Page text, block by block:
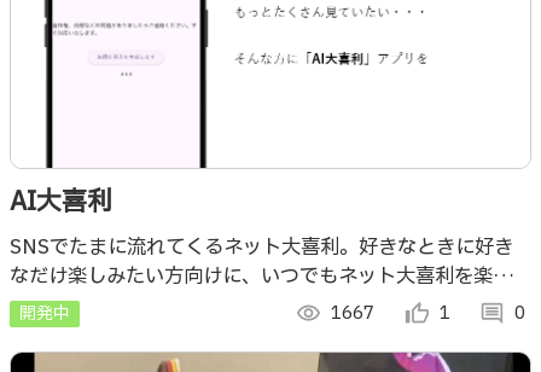
AI大喜利
SNSでたまに流れてくるネット大喜利。好きなときに好き
なだけ楽しみたい方向けに、いつでもネット大喜利を楽しめ
るアプリです。
開発中 visibility 1667 thumb_up_alt 1 comment 0